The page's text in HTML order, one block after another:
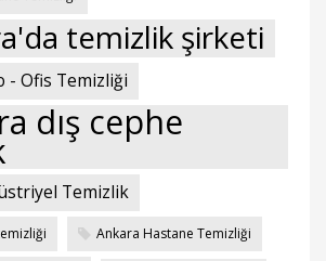
temizlik şirketi
- Ofis Temizliği
dış cephe
Temizlik
Ankara Hastane Temizliği